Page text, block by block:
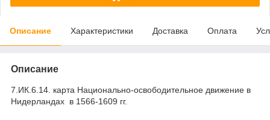
Описание Характеристики Доставка Оплата
Описание
7.ИК.6.14. карта Национально-освободительное движение в
Нидерландах в 1566-1609 гг.